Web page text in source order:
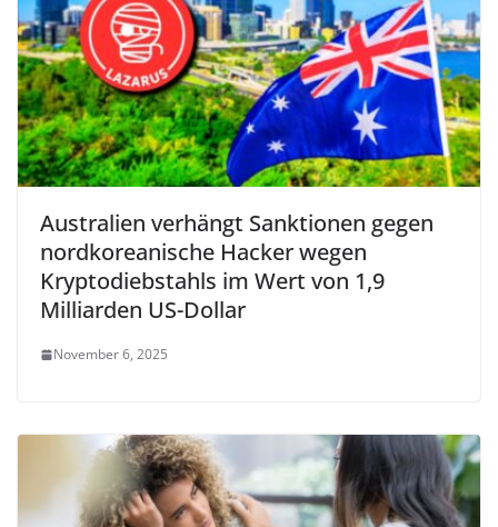
Australien verhängt Sanktionen gegen
nordkoreanische Hacker wegen
Kryptodiebstahls im Wert von 1,9
Milliarden US-Dollar
November 6, 2025